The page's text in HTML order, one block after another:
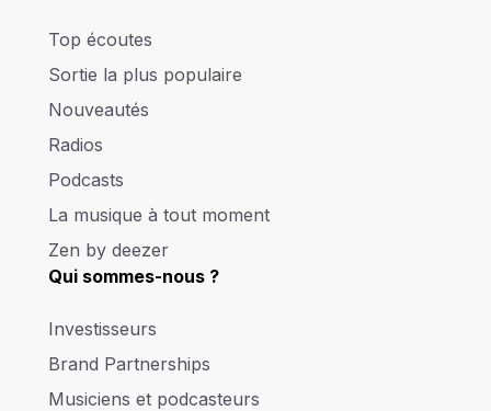
Top écoutes
Sortie la plus populaire
Nouveautés
Radios
Podcasts
La musique à tout moment
Zen by deezer
Qui sommes-nous ?
Investisseurs
Brand Partnerships
Musiciens et podcasteurs